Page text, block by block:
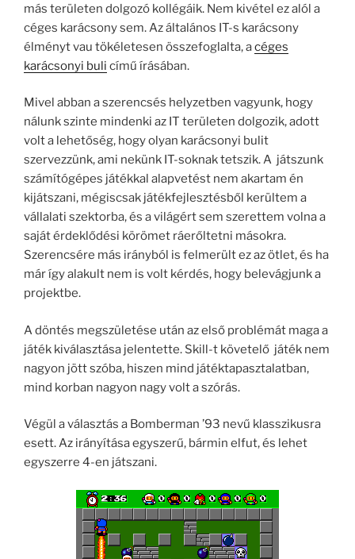
más területen dolgozó kollégáik. Nem kivétel ez alól a
céges karácsony sem. Az általános IT-s karácsony
élményt vau tökéletesen összefoglalta, acéges
karácsonyi buli című írásában.
Mivel abban a szerencsés helyzetben vagyunk, hogy
nálunk szinte mindenki az IT területen dolgozik, adott
volt a lehetőség, hogy olyan karácsonyi bulit
szervezzünk, ami nekünk IT-soknak tetszik. A játszunk
számítógépes játékkal alapvetést nem akartam én
kijátszani, mégiscsak játékfejlesztésből kerültem a
vállalati szektorba, és a világért sem szerettem volna a
saját érdeklődési körömet ráerőltetni másokra.
Szerencsére más irányból is felmerült ez az ötlet, és ha
már így alakult nem is volt kérdés, hogy belevágjunk a
projektbe.
A döntés megszületése után az első problémát maga a
játék kiválasztása jelentette. Skill-t követelő játék nem
nagyon jött szóba, hiszen mind játéktapasztalatban,
mind korban nagyon nagy volt a szórás.
Végül a választás a Bomberman ’93 nevű klasszikusra
esett. Az irányítása egyszerű, bármin elfut, és lehet
egyszerre 4-en játszani.